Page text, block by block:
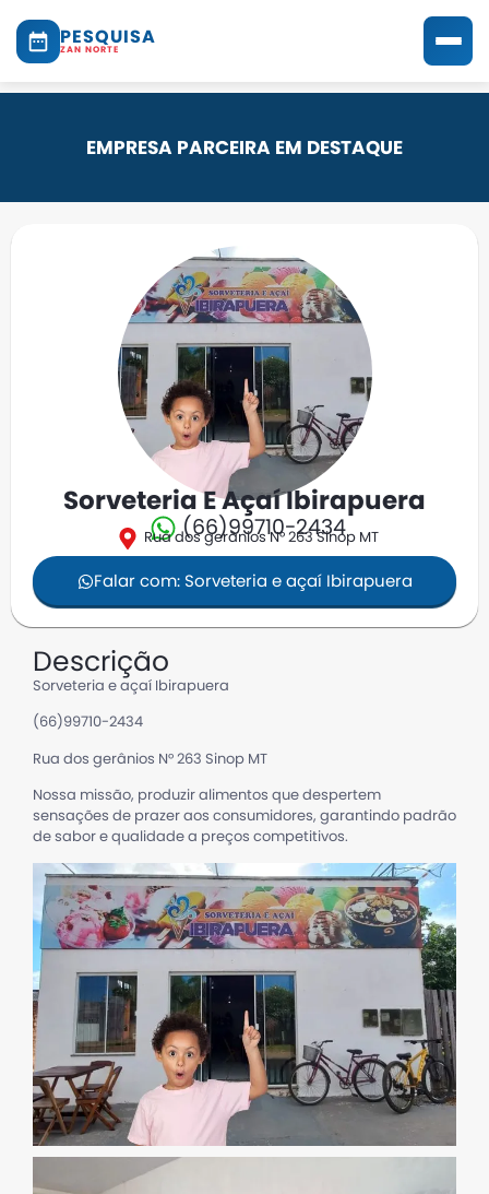
PESQUISA
ZAN NORTE
EMPRESA PARCEIRA EM DESTAQUE
Sorveteria E Açaí Ibirapuera
(66)99710-2434
Rua dos gerânios N° 263 Sinop MT
Falar com: Sorveteria e açaí Ibirapuera
Descrição
Sorveteria e açaí Ibirapuera
(66)99710-2434
Rua dos gerânios N° 263 Sinop MT
Nossa missão, produzir alimentos que despertem
sensações de prazer aos consumidores, garantindo padrão
de sabor e qualidade a preços competitivos.